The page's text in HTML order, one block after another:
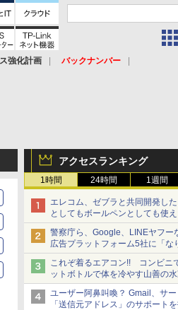
強化計画
バックナンバー
アクセスランキング
1時間 24時間 1週間
エレコム、ゼブラと共同開発し
としてもボールペンとしても使
スツーウェイ」発売 iPadにも
えずに書き込める
警察庁ら、Google、LINEヤフー
広告プラットフォーム5社に「な
広告」対策強化を要請 著名人
使った投資詐欺などへの対策と
これぞ着るエアコン!! コンビニ
ットボトルで体を冷やす山善の
ードバイクにちょうどいい【ぼ
ど！その14】【空いた時間でな
ユーザー阿鼻叫喚？ Gmail、サ
「送信元アドレス」のサポート